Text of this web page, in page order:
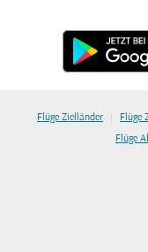
Flüge Zielländer | Flüge
Flüge